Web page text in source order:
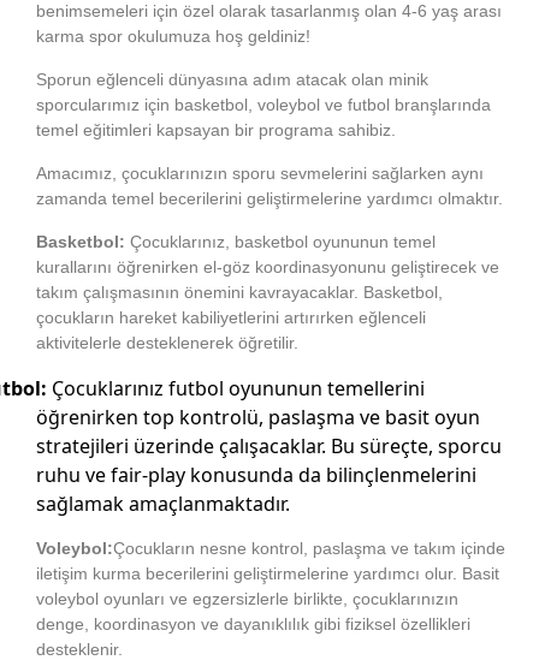
benimsemeleri için özel olarak tasarlanmış olan 4-6 yaş arası
karma spor okulumuza hoş geldiniz!
Sporun eğlenceli dünyasına adım atacak olan minik
sporcularımız için basketbol, voleybol ve futbol branşlarında
temel eğitimleri kapsayan bir programa sahibiz.
Amacımız, çocuklarınızın sporu sevmelerini sağlarken aynı
zamanda temel becerilerini geliştirmelerine yardımcı olmaktır.
Basketbol: Çocuklarınız, basketbol oyununun temel
kurallarını öğrenirken el-göz koordinasyonunu geliştirecek ve
takım çalışmasının önemini kavrayacaklar. Basketbol,
çocukların hareket kabiliyetlerini artırırken eğlenceli
aktivitelerle desteklenerek öğretilir.
Çocuklarınız futbol oyununun temellerini
öğrenirken top kontrolü, paslaşma ve basit oyun
stratejileri üzerinde çalışacaklar. Bu süreçte, sporcu
ruhu ve fair-play konusunda da bilinçlenmelerini
sağlamak amaçlanmaktadır.
Voleybol:Çocukların nesne kontrol, paslaşma ve takım içinde
iletişim kurma becerilerini geliştirmelerine yardımcı olur. Basit
voleybol oyunları ve egzersizlerle birlikte, çocuklarınızın
denge, koordinasyon ve dayanıklılık gibi fiziksel özellikleri
desteklenir.